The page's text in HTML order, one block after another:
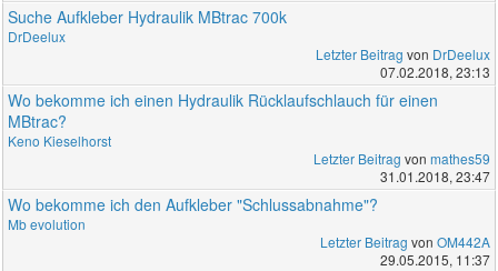
Suche Aufkleber Hydraulik MBtrac 700k
DrDeelux
Letzter Beitrag von DrDeelux
07.02.2018, 23:13
Wo bekomme ich einen Hydraulik Rücklaufschlauch für einen
MBtrac?
Keno Kieselhorst
Letzter Beitrag von mathes59
31.01.2018, 23:47
Wo bekomme ich den Aufkleber "Schlussabnahme"?
Mb evolution
Letzter Beitrag von OM442A
29.05.2015, 11:37